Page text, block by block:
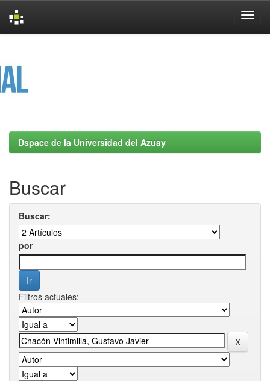
Dspace de la Universidad del Azuay
Buscar
Buscar:
por
Filtros actuales: